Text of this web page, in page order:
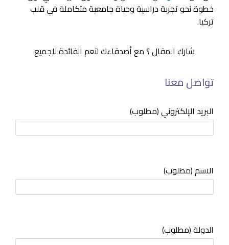
خطوة نحو تجربة دراسية وحياة جامعية متكاملة في قلب
تركيا.
شارك المقال ؟ مع أصدقاءك لتعم الفائدة للجميع
تواصل معنا
البريد الإلكتروني (مطلوب)
الاسم (مطلوب)
الدولة (مطلوب)